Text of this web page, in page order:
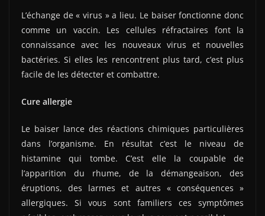
L’échange de « virus » a lieu. Le baiser fonctionne donc
comme un vaccin. Les cellules réfractaires font la
connaissance avec les nouveaux virus et nouvelles
bactéries. Si elles les rencontrent plus tard, c’est plus
facile de les détecter et combattre.
Cure allergie
Le baiser lance des réactions chimiques particulières
dans l’organisme. En résultat c’est le niveau de
histamine qui tombe. C’est elle la coupable de
l’apparition du rhume, de la démangeaison, des
éruptions, des larmes et autres « conséquences »
allergiques. Si vous sont familiers ces symptômes